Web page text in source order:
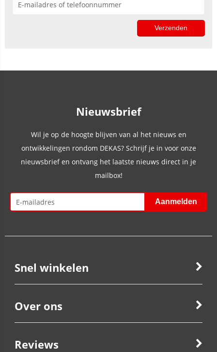
Nieuwsbrief
Wil je op de hoogte blijven van al het nieuws en
ontwikkelingen rondom DEKAS? Schrijf je in voor onze
nieuwsbrief en ontvang het laatste nieuws direct in je
mailbox!
Snel winkelen
Over ons
Reviews